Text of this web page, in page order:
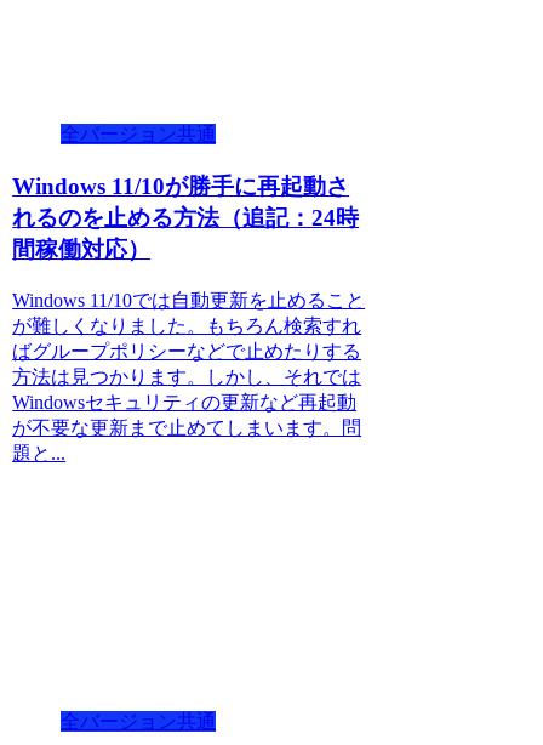
全バージョン共通
Windows 11/10が勝手に再起動さ
れるのを止める方法（追記：24時
間稼働対応）
Windows 11/10では自動更新を止めること
が難しくなりました。もちろん検索すれ
ばグループポリシーなどで止めたりする
方法は見つかります。しかし、それでは
Windowsセキュリティの更新など再起動
が不要な更新まで止めてしまいます。問
題と...
全バージョン共通